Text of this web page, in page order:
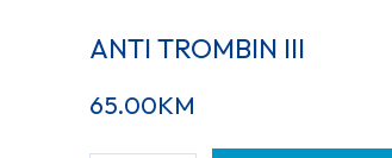
ANTI TROMBIN III
65.00KM